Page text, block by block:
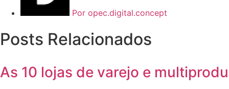
Por opec.digital.concept
Posts Relacionados
As 10 lojas de varejo e